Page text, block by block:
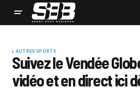
AUTRES SPORTS
Suivez le Vendée
vidéo et en direct ici